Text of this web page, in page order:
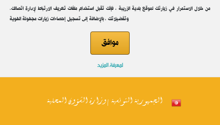
.من خلال الاستمرار في زيارتك لموقع بلدية الزريبة ، فإنك تقبل استخدام ملفات تعريف الارتباط لإدارة اتصالك
وتفضيلاتك ، بالإضافة إلى تسجيل إحصاءات زيارات مجهولة الهوية
موافق
لمعرفة المزيد
الجمهورية التونسية | وزارة الشؤون المحلية